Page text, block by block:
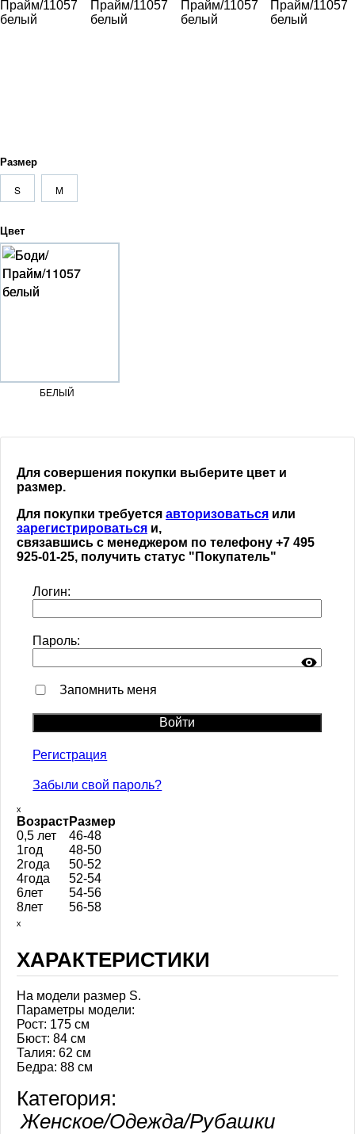
Размер
S M
Цвет
БЕЛЫЙ
Для совершения покупки выберите цвет и
размер.
Для покупки требуется авторизоваться или
зарегистрироваться и,
связавшись с менеджером по телефону +7 495
925-01-25, получить статус "Покупатель"
Логин:
Пароль:
Запомнить меня
Регистрация
Забыли свой пароль?
ₓ
ВозрастРазмер
0,5 лет
46-48
1год
48-50
2года
50-52
4года
52-54
6лет
54-56
8лет
56-58
ₓ
ХАРАКТЕРИСТИКИ
На модели размер S.
Параметры модели:
Рост: 175 см
Бюст: 84 см
Талия: 62 см
Бедра: 88 см
Категория:
Женское/Одежда/Рубашки